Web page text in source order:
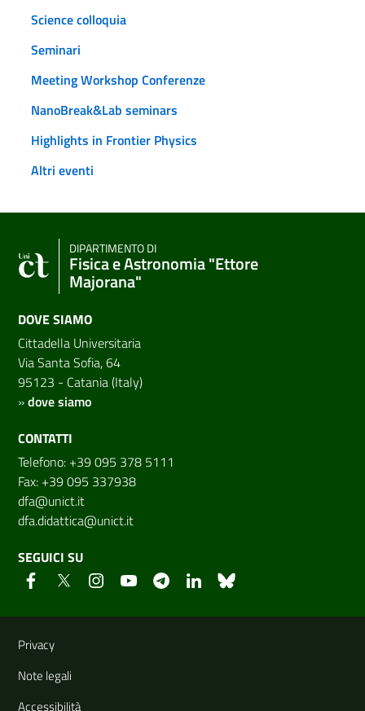
Science colloquia
Seminari
Meeting Workshop Conferenze
NanoBreak&Lab seminars
Highlights in Frontier Physics
Altri eventi
DIPARTIMENTO DI
Fisica e Astronomia "Ettore
Majorana"
DOVE SIAMO
Cittadella Universitaria
Via Santa Sofia, 64
95123 - Catania (Italy)
»dove siamo
CONTATTI
Telefono: +39 095 378 5111
Fax: +39 095 337938
dfa@unict.it
dfa.didattica@unict.it
SEGUICI SU
Link e informazioni utili
Privacy
Note legali
Accessibilità